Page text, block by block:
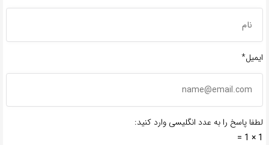
ایمیل*
لطفا پاسخ را به عدد انگلیسی وارد کنید:
1 × 1 =